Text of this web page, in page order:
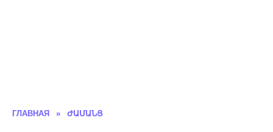
ГЛАВНАЯ » ԺԱՄԱՆՑ